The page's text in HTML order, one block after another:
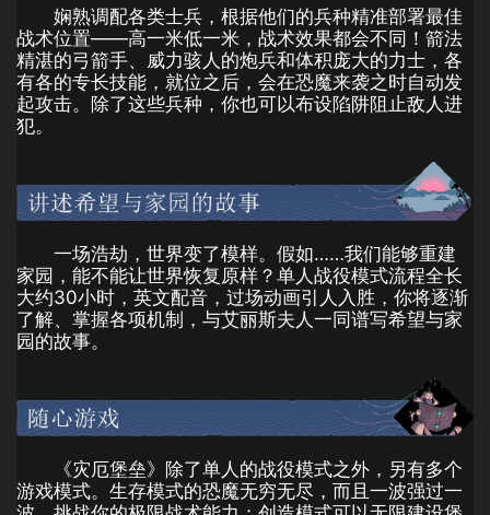
娴熟调配各类士兵，根据他们的兵种精准部署最佳
战术位置——高一米低一米，战术效果都会不同！箭法
精湛的弓箭手、威力骇人的炮兵和体积庞大的力士，各
有各的专长技能，就位之后，会在恐魔来袭之时自动发
起攻击。除了这些兵种，你也可以布设陷阱阻止敌人进
犯。
一场浩劫，世界变了模样。假如……我们能够重建
家园，能不能让世界恢复原样？单人战役模式流程全长
大约30小时，英文配音，过场动画引人入胜，你将逐渐
了解、掌握各项机制，与艾丽斯夫人一同谱写希望与家
园的故事。
《灾厄堡垒》除了单人的战役模式之外，另有多个
游戏模式。生存模式的恐魔无穷无尽，而且一波强过一